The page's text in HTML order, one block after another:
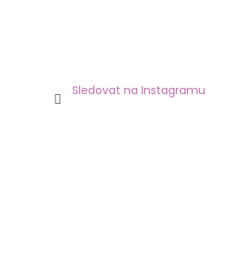
Sledovat na Instagramu